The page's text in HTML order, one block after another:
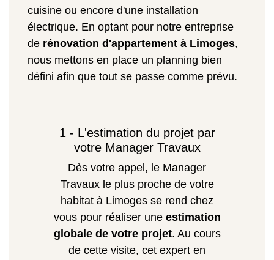
cuisine ou encore d'une installation
électrique. En optant pour notre entreprise
de rénovation d'appartement à Limoges,
nous mettons en place un planning bien
défini afin que tout se passe comme prévu.
1 - L'estimation du projet par
votre Manager Travaux
Dès votre appel, le Manager
Travaux le plus proche de votre
habitat à Limoges se rend chez
vous pour réaliser une estimation
globale de votre projet. Au cours
de cette visite, cet expert en